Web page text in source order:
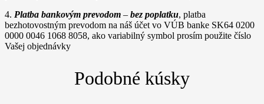
4. Platba bankovým prevodom – bez poplatku, platba
bezhotovostným prevodom na náš účet vo VÚB banke SK64 0200
0000 0046 1068 8058, ako variabilný symbol prosím použite číslo
Vašej objednávky
Podobné kúsky